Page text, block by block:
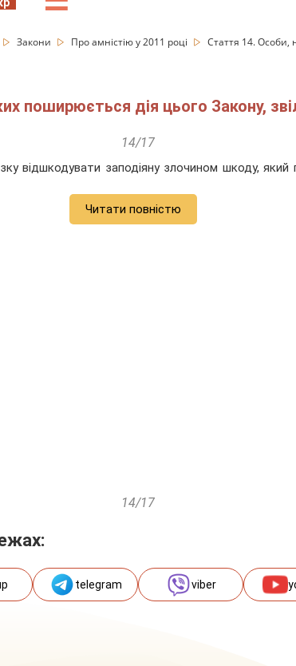
Закони Про амністію у 2011 році
Стаття 14. Особи,
поширюється дія цього Закону,
14/17
відшкодувати заподіяну злочином шкоду,
Читати повністю
14/17
telegram viber